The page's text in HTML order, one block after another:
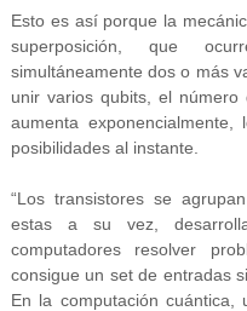
Esto es así porque la
superposición, que
simultáneamente dos o más
unir varios qubits, el
aumenta
posibilidades al instante.
“Los transistores se
estas a su vez,
computadores resolver
consigue un set de entradas
En la computación cuántica,